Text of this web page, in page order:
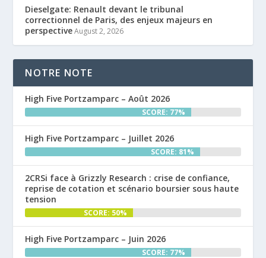
Dieselgate: Renault devant le tribunal
correctionnel de Paris, des enjeux majeurs en
perspective August 2, 2026
NOTRE NOTE
High Five Portzamparc – Août 2026
SCORE: 77%
High Five Portzamparc – Juillet 2026
SCORE: 81%
2CRSi face à Grizzly Research : crise de confiance,
reprise de cotation et scénario boursier sous haute
tension
SCORE: 50%
High Five Portzamparc – Juin 2026
SCORE: 77%